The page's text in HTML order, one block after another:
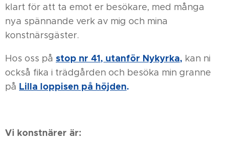
klart för att ta emot er besökare, med många
nya spännande verk av mig och mina
konstnärsgäster.
Hos oss på stop nr 41, utanför Nykyrka, kan ni
också fika i trädgården och besöka min granne
på Lilla loppisen på höjden.
Vi konstnärer är: